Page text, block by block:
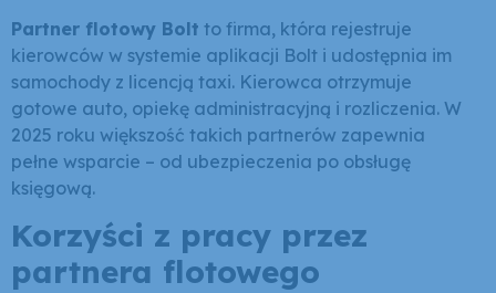
Partner flotowy Bolt to firma, która rejestruje
kierowców w systemie aplikacji Bolt i udostępnia im
samochody z licencją taxi. Kierowca otrzymuje
gotowe auto, opiekę administracyjną i rozliczenia. W
2025 roku większość takich partnerów zapewnia
pełne wsparcie – od ubezpieczenia po obsługę
księgową.
Korzyści z pracy przez
partnera flotowego